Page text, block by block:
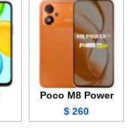
Poco M8 Power
260 $